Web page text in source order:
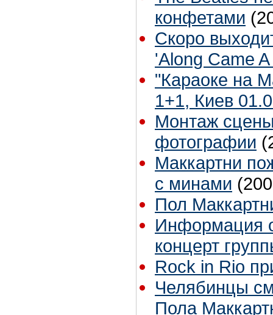
конфетами
Скоро
'Along Came
"Караоке на
1+1, Киев
Монтаж
фотографии
Маккартни
с минами
Пол
Информация
концерт
Rock in Rio
Челябинцы
Пола